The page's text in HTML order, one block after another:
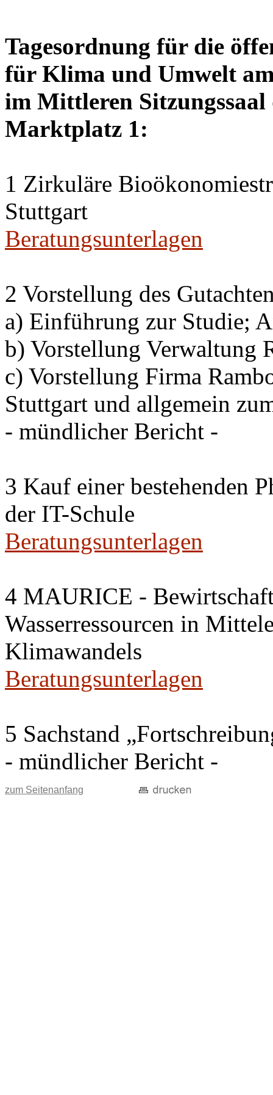
Tagesordnung für die
für Klima und Umwelt
im Mittleren Sitzungssaal
Marktplatz 1:
1 Zirkuläre
Stuttgart
Beratungsunterlagen
2 Vorstellung des
a) Einführung zur Studie;
b) Vorstellung Verwaltung
c) Vorstellung Firma
Stuttgart und allgemein
- mündlicher Bericht -
3 Kauf einer bestehenden
der IT-Schule
Beratungsunterlagen
4 MAURICE -
Wasserressourcen in
Klimawandels
Beratungsunterlagen
5 Sachstand
- mündlicher Bericht -
zum Seitenanfang